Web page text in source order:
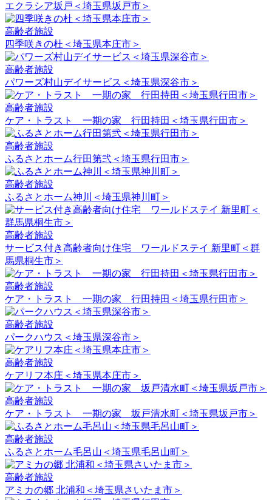
エクラシア坂戸＜埼玉県坂戸市＞
高齢者施設
四季咲きの杜＜埼玉県本庄市＞
高齢者施設
パワーズ村山デイサービス＜埼玉県深谷市＞
高齢者施設
ケア・トラスト 一期の家 行田持田＜埼玉県行田市＞
高齢者施設
ふるさとホーム行田第弐＜埼玉県行田市＞
高齢者施設
ふるさとホーム神川＜埼玉県神川町＞
高齢者施設
サービス付き高齢者向け住宅 ワールドステイ 新里町＜群
馬県桐生市＞
高齢者施設
ケア・トラスト 一期の家 行田持田＜埼玉県行田市＞
高齢者施設
パークハウス＜埼玉県深谷市＞
高齢者施設
ケアリフ本庄＜埼玉県本庄市＞
高齢者施設
ケア・トラスト 一期の家 坂戸清水町＜埼玉県坂戸市＞
高齢者施設
ふるさとホーム毛呂山＜埼玉県毛呂山町＞
高齢者施設
アミカの郷 北浦和＜埼玉県さいたま市＞